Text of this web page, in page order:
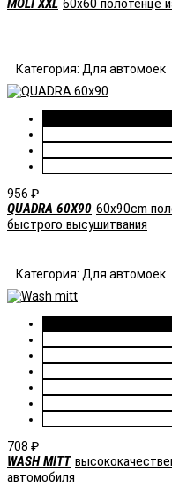
MOLI XXL 60x60 полотенце
Категория: Для автомоек
956 ₽
QUADRA 60Х90 60x90cm
быстрого высушитвания
Категория: Для автомоек
708 ₽
WASH MITT
автомобиля